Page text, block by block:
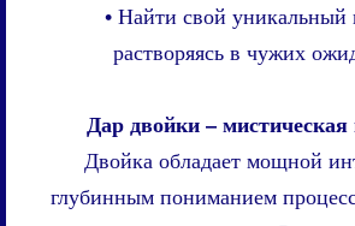
• Найти свой уникальный
растворяясь в чужих
Дар двойки –
Двойка обладает мощной
глубинным пониманием